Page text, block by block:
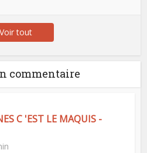
Voir tout
commentaire
C 'EST LE MAQUIS -